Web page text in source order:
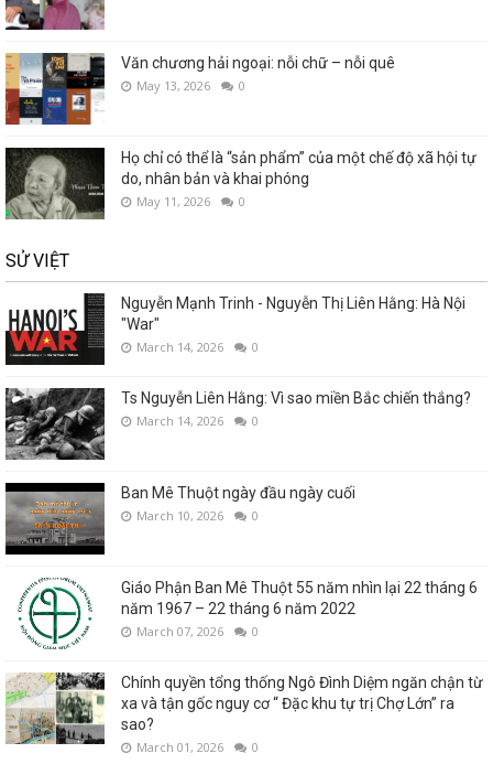
Văn chương hải ngoại: nỗi chữ – nỗi quê
May 13, 2026 0
Họ chỉ có thể là “sản phẩm” của một chế độ xã hội tự
do, nhân bản và khai phóng
May 11, 2026 0
SỬ VIỆT
Nguyễn Mạnh Trinh - Nguyễn Thị Liên Hằng: Hà Nội
"War"
March 14, 2026 0
Ts Nguyễn Liên Hằng: Vì sao miền Bắc chiến thắng?
March 14, 2026 0
Ban Mê Thuột ngày đầu ngày cuối
March 10, 2026 0
Giáo Phận Ban Mê Thuột 55 năm nhìn lại 22 tháng 6
năm 1967 – 22 tháng 6 năm 2022
March 07, 2026 0
Chính quyền tổng thống Ngô Đình Diệm ngăn chận từ
xa và tận gốc nguy cơ “ Đặc khu tự trị Chợ Lớn” ra
sao?
March 01, 2026 0